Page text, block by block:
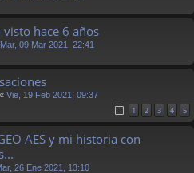
visto hace 6 años
Mar, 09 Mar 2021, 22:41
« Vie, 19 Feb 2021, 09:37
1 2 3 4 5
AES y mi historia con
26 Ene 2021, 13:10